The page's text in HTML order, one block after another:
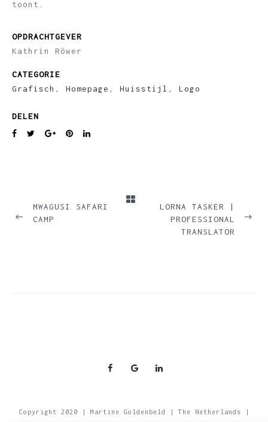
toont.
OPDRACHTGEVER
Kathrin Röwer
CATEGORIE
Grafisch , Homepage , Huisstijl , Logo
DELEN
MWAGUSI SAFARI
CAMP
LORNA TASKER |
PROFESSIONAL
TRANSLATOR
Copyright 2020 | Martine Goldenbeld | The Netherlands |